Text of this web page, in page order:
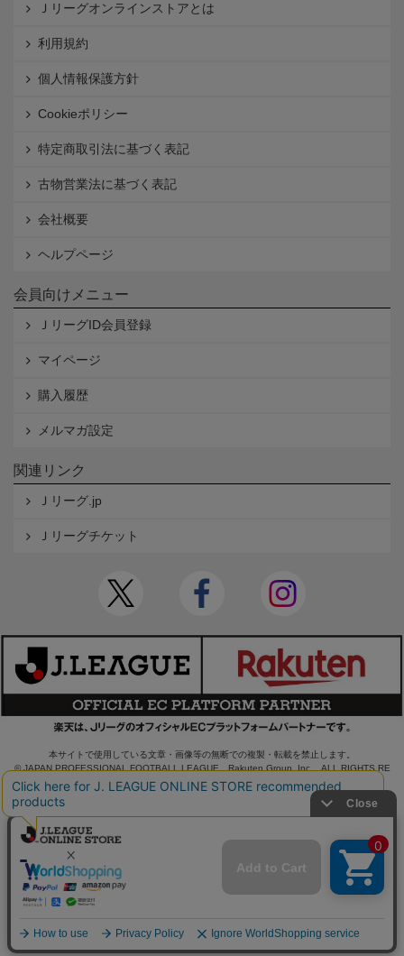
Ｊリーグオンラインストアとは
利用規約
個人情報保護方針
Cookieポリシー
特定商取引法に基づく表記
古物営業法に基づく表記
会社概要
ヘルプページ
会員向けメニュー
ＪリーグID会員登録
マイページ
購入履歴
メルマガ設定
関連リンク
Ｊリーグ.jp
Ｊリーグチケット
本サイトで使用している文章・画像等の無断での複製・転載を禁止します。
© JAPAN PROFESSIONAL FOOTBALL LEAGUE Rakuten Group, Inc. ALL RIGHTS RE
SERVED.